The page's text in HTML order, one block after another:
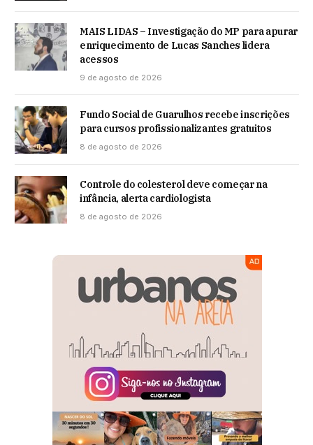
MAIS LIDAS – Investigação do MP para apurar
enriquecimento de Lucas Sanches lidera
acessos
9 de agosto de 2026
Fundo Social de Guarulhos recebe inscrições
para cursos profissionalizantes gratuitos
8 de agosto de 2026
Controle do colesterol deve começar na
infância, alerta cardiologista
8 de agosto de 2026